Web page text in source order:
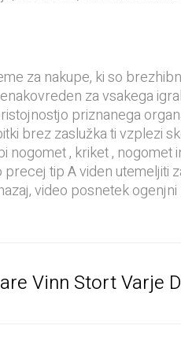
za nakupe, ki so
za vsakega
priznanega
brez zaslužka ti vzplezi
, kriket , nogomet
tip A viden utemeljiti
video posnetek ogenjni